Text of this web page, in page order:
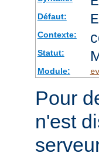
Défaut:
Contexte:
Statut:
Module:
Pour
n'est